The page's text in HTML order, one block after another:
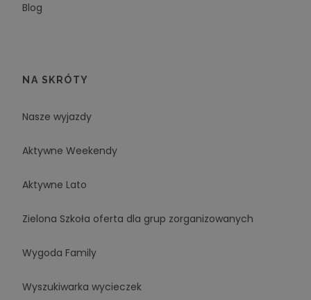
Blog
NA SKRÓTY
Nasze wyjazdy
Aktywne Weekendy
Aktywne Lato
Zielona Szkoła oferta dla grup zorganizowanych
Wygoda Family
Wyszukiwarka wycieczek